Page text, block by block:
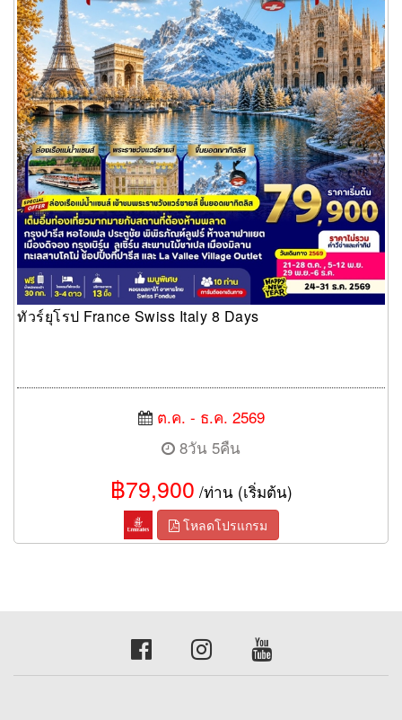
ทัวร์ยุโรป France Swiss Italy 8 Days
ต.ค. - ธ.ค. 2569
8วัน 5คืน
฿79,900 /ท่าน (เริ่มต้น)
โหลดโปรแกรม